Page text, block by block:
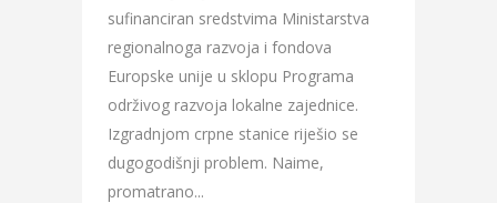
sufinanciran sredstvima Ministarstva
regionalnoga razvoja i fondova
Europske unije u sklopu Programa
održivog razvoja lokalne zajednice.
Izgradnjom crpne stanice riješio se
dugogodišnji problem. Naime,
promatrano...